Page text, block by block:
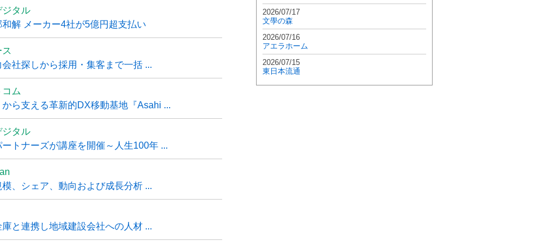
ジタル
解 メーカー4社が5億円超支払い
社探しから採用・集客まで一括 ...
ム
ら支える革新的DX移動基地『Asahi ...
ジタル
トナーズが講座を開催～人生100年 ...
、シェア、動向および成長分析 ...
と連携し地域建設会社への人材 ...
2026/07/17
文學の森
2026/07/16
アエラホーム
2026/07/15
東日本流通